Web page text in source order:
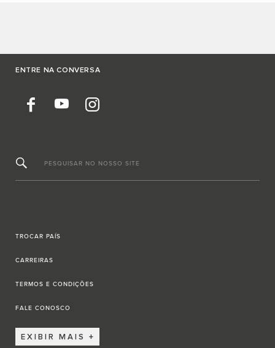
ENTRE NA CONVERSA
PESQUISAR NO NOSSO SITE
TROCAR PAÍS
CARREIRAS
TERMOS E CONDIÇÕES
FALE CONOSCO
EXIBIR MAIS